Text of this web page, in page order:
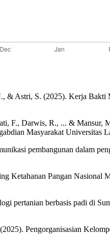
Astri, S. (2025). Kerja Bakti
F., Darwis, R., ... & Mansur,
Masyarakat Universitas
pembangunan dalam
Ketahanan Pangan Nasional
pertanian berbasis padi di
Pengorganisasian